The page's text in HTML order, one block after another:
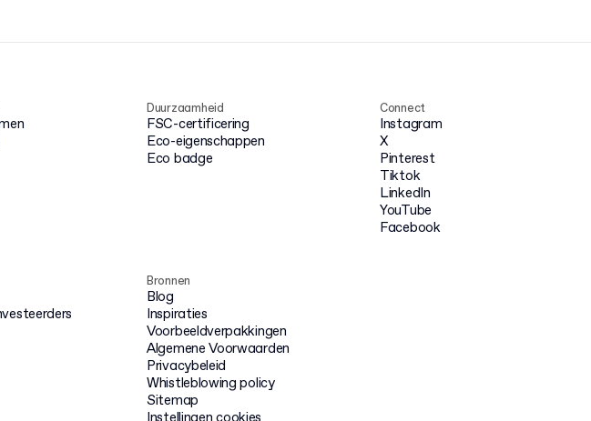
Duurzaamheid
FSC-certificering
Eco-eigenschappen
Eco badge
Bronnen
Blog
Inspiraties
Voorbeeldverpakkingen
Algemene Voorwaarden
Privacybeleid
Whistleblowing policy
Sitemap
Connect
Instagram
X
Pinterest
Tiktok
LinkedIn
YouTube
Facebook